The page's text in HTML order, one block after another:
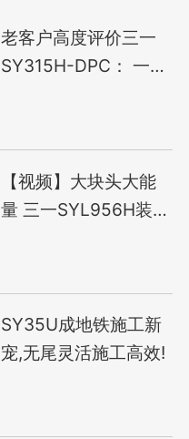
老客户高度评价三一
SY315H-DPC： 一见
【视频】大块头大能
量 三一SYL956H装载
SY35U成地铁施工新
宠,无尾灵活施工高效!